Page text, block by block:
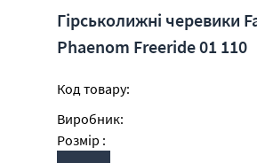
Гірськолижні черевики
Phaenom Freeride 01 110
Код товару:
Виробник:
Розмір :